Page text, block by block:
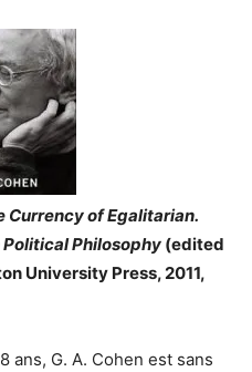
Currency of Egalitarian.
Philosophy (edited
University Press, 2011,
ans, G. A. Cohen est sans